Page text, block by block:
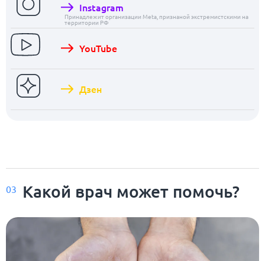
Instagram
Принадлежит организации Meta, признаной экстремистскими на
территории РФ
YouTube
Дзен
03 Какой врач может помочь?